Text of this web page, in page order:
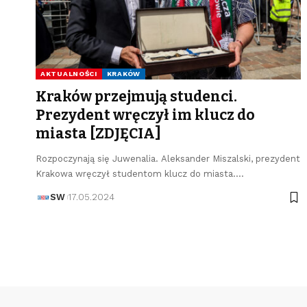
AKTUALNOŚCI KRAKÓW
Kraków przejmują studenci.
Prezydent wręczył im klucz do
miasta [ZDJĘCIA]
Rozpoczynają się Juwenalia. Aleksander Miszalski, prezydent
Krakowa wręczył studentom klucz do miasta.…
SW 17.05.2024